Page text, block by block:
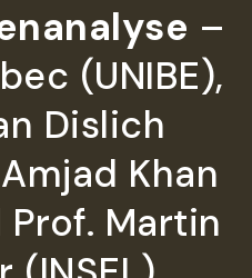
–
(UNIBE),
Dislich
Khan
Prof. Martin